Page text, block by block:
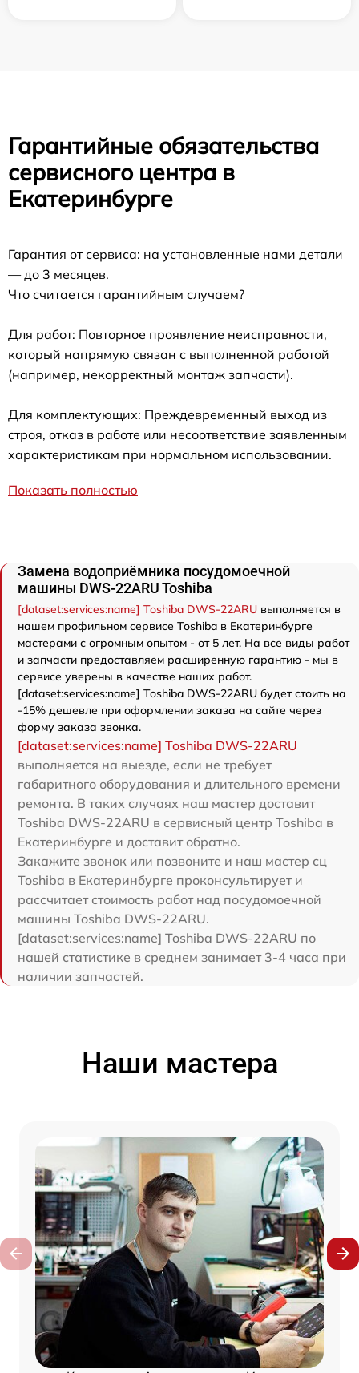
Гарантийные обязательства
сервисного центра в
Екатеринбурге
Гарантия от сервиса: на установленные нами детали
— до 3 месяцев.
Что считается гарантийным случаем?
Для работ: Повторное проявление неисправности,
который напрямую связан с выполненной работой
(например, некорректный монтаж запчасти).
Для комплектующих: Преждевременный выход из
строя, отказ в работе или несоответствие заявленным
характеристикам при нормальном использовании.
Показать полностью
Замена водоприёмника посудомоечной
машины DWS-22ARU Toshiba
[dataset:services:name] Toshiba DWS-22ARU выполняется в
нашем профильном сервисе Toshiba в Екатеринбурге
мастерами с огромным опытом - от 5 лет. На все виды работ
и запчасти предоставляем расширенную гарантию - мы в
сервисе уверены в качестве наших работ.
[dataset:services:name] Toshiba DWS-22ARU будет стоить на
-15% дешевле при оформлении заказа на сайте через
форму заказа звонка.
[dataset:services:name] Toshiba DWS-22ARU
выполняется на выезде, если не требует
габаритного оборудования и длительного времени
ремонта. В таких случаях наш мастер доставит
Toshiba DWS-22ARU в сервисный центр Toshiba в
Екатеринбурге и доставит обратно.
Закажите звонок или позвоните и наш мастер сц
Toshiba в Екатеринбурге проконсультирует и
рассчитает стоимость работ над посудомоечной
машины Toshiba DWS-22ARU.
[dataset:services:name] Toshiba DWS-22ARU по
нашей статистике в среднем занимает 3-4 часа при
наличии запчастей.
Наши мастера